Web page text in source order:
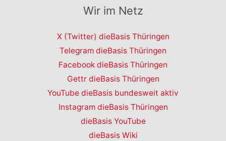
Wir im Netz
X (Twitter) dieBasis Thüringen
Telegram dieBasis Thüringen
Facebook dieBasis Thüringen
Gettr dieBasis Thüringen
YouTube dieBasis bundesweit aktiv
Instagram dieBasis Thüringen
dieBasis YouTube
dieBasis Wiki